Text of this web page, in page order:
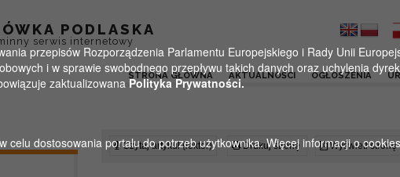
PODLASKA
serwis internetowy
STRONA GŁÓWNA AKTUALNOŚCI OGŁOSZENIA
Czytaj artykuł (lektor) Drukuj stronę Wyświetl stronę
przepisów Rozporządzenia Parlamentu Europejskiego i Rady Unii
i w sprawie swobodnego przepływu takich danych oraz uchylenia
zaktualizowana Polityka Prywatności.
celu dostosowania portalu do potrzeb użytkownika. Więcej informacji o